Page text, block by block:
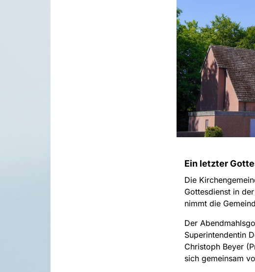
Ein letzter
Die
Gottesdienst in
nimmt die
Der
Superintendentin
Christoph Beyer
sich gemeinsam